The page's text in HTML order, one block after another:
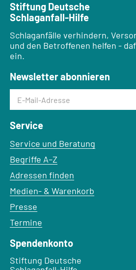
Stiftung Deutsche
Schlaganfall-Hilfe
Schlaganfälle verhindern,
und den Betroffenen helfen -
ein.
Newsletter abonnieren
Service
Service und Beratung
Begriffe A–Z
Adressen finden
Medien- & Warenkorb
Presse
Termine
Spendenkonto
Empfänger:
Stiftung Deutsche